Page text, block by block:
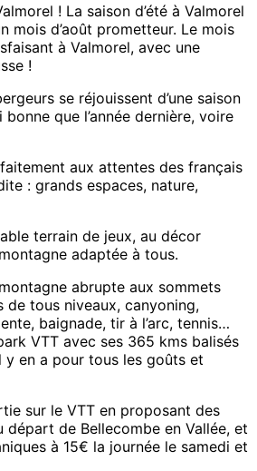
! La saison d’été à Valmorel
mois d’août prometteur. Le mois
à Valmorel, avec une
!
se réjouissent d’une saison
que l’année dernière, voire
aux attentes des français
: grands espaces, nature,
terrain de jeux, au décor
adaptée à tous.
abrupte aux sommets
de tous niveaux, canyoning,
baignade, tir à l’arc, tennis…
VTT avec ses 365 kms balisés
y en a pour tous les goûts et
sur le VTT en proposant des
départ de Bellecombe en Vallée, et
à 15€ la journée le samedi et